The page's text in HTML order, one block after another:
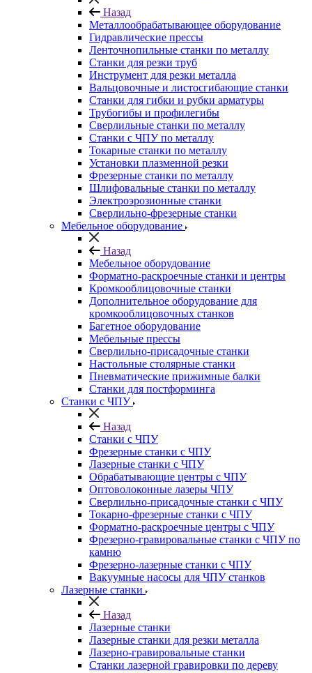
Назад
Металлообрабатывающее оборудование
Гидравлические прессы
Ленточнопильные станки по металлу
Станки для резки труб
Инструмент для резки металла
Вальцовочные и листосгибающие станки
Станки для гибки и рубки арматуры
Трубогибы и профилегибы
Сверлильные станки по металлу
Станки с ЧПУ по металлу
Токарные станки по металлу
Установки плазменной резки
Фрезерные станки по металлу
Шлифовальные станки по металлу
Электроэрозионные станки
Сверлильно-фрезерные станки
Мебельное оборудование
Назад
Мебельное оборудование
Форматно-раскроечные станки и центры
Кромкооблицовочные станки
Дополнительное оборудование для
кромкооблицовочных станков
Багетное оборудование
Мебельные прессы
Сверлильно-присадочные станки
Настольные столярные станки
Пневматические прижимные балки
Станки для постформинга
Станки с ЧПУ
Назад
Станки с ЧПУ
Фрезерные станки с ЧПУ
Лазерные станки с ЧПУ
Обрабатывающие центры с ЧПУ
Оптоволоконные лазеры ЧПУ
Сверлильно-присадочные станки с ЧПУ
Токарно-фрезерные станки с ЧПУ
Форматно-раскроечные центры с ЧПУ
Фрезерно-гравировальные станки с ЧПУ по
камню
Фрезерно-лазерные станки с ЧПУ
Вакуумные насосы для ЧПУ станков
Лазерные станки
Назад
Лазерные станки
Лазерные станки для резки металла
Лазерно-гравировальные станки
Станки лазерной гравировки по дереву